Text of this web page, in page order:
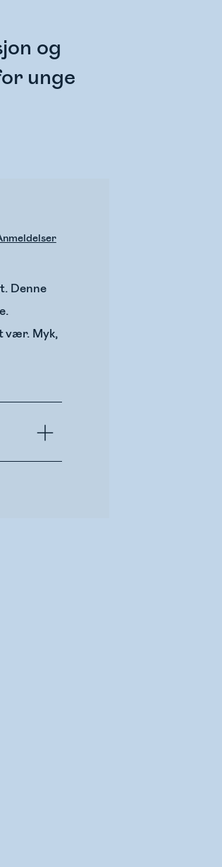
og
unge
Denne
vær. Myk,